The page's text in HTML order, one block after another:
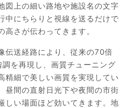
図上の細い路地や施設名の文字
中にちらりと視線を送るだけで
さが伝わってきます。
伝送経路により、従来の70倍
を再現し、画質チューニング
精細で美しい画質を実現してい
昼間の直射日光下や夜間の市街
しい場面ほど効いてきます。地